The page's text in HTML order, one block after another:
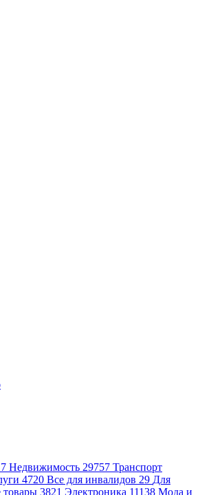
7 Недвижимость 29757 Транспорт
4720 Все для инвалидов 29 Для
товары 3821 Электроника 11138 Мода и